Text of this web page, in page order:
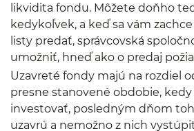
likvidita fondu. Môžete doňho
kedykoľvek, a keď sa vám
listy predať, správcovská
umožniť, hneď ako o predaj
Uzavreté fondy majú na rozdiel
presne stanovené obdobie,
investovať, posledným dňom
uzavrú a nemožno z nich